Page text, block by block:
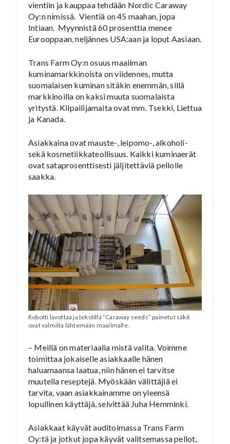
vientiin ja kauppaa tehdään Nordic Caraway
Oy:n nimissä. Vientiä on 45 maahan, jopa
Intiaan. Myynnistä 60 prosenttia menee
Eurooppaan, neljännes USA:aan ja loput Aasiaan.
Trans Farm Oy:n osuus maailman
kuminamarkkinoista on viidennes, mutta
suomalaisen kuminan sitäkin enemmän, sillä
markkinoilla on kaksi muuta suomalaista
yritystä. Kilpailijamaita ovat mm. Tsekki, Liettua
ja Kanada.
Asiakkaina ovat mauste-, leipomo-, alkoholi-
sekä kosmetiikkateollisuus. Kaikki kuminaerät
ovat sataprosenttisesti jäljitettäviä pellolle
saakka.
Robotti lavottaa ja tekstillä ”Caraway seeds” painetut säkit
ovat valmiita lähtemään maailmalle.
– Meillä on materiaalia mistä valita. Voimme
toimittaa jokaiselle asiakkaalle hänen
haluamaansa laatua, niin hänen ei tarvitse
muutella reseptejä. Myöskään välittäjiä ei
tarvita, vaan asiakkainamme on yleensä
lopullinen käyttäjä, selvittää Juha Hemminki.
Asiakkaat käyvät auditoimassa Trans Farm
Oy:tä ja jotkut jopa käyvät valitsemassa pellot,